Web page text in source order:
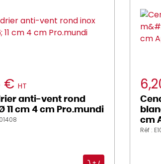
€ HT
anti-vent rond
11 cm 4 cm Pro.mundi
cm
Réf :